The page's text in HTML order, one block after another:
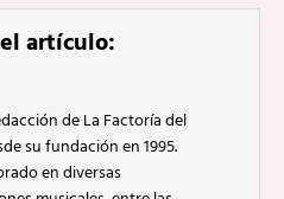
artículo:
de La Factoría del
su fundación en 1995.
en diversas